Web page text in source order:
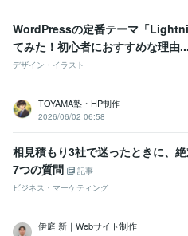
WordPressの定番テーマ「
てみた！初心者におすすめな理由...
デザイン・イラスト
TOYAMA塾・HP制作
2026/06/02 06:58
相見積もり3社で迷ったときに、
7つの質問
記事
ビジネス・マーケティング
伊庭 新｜Webサイト制作